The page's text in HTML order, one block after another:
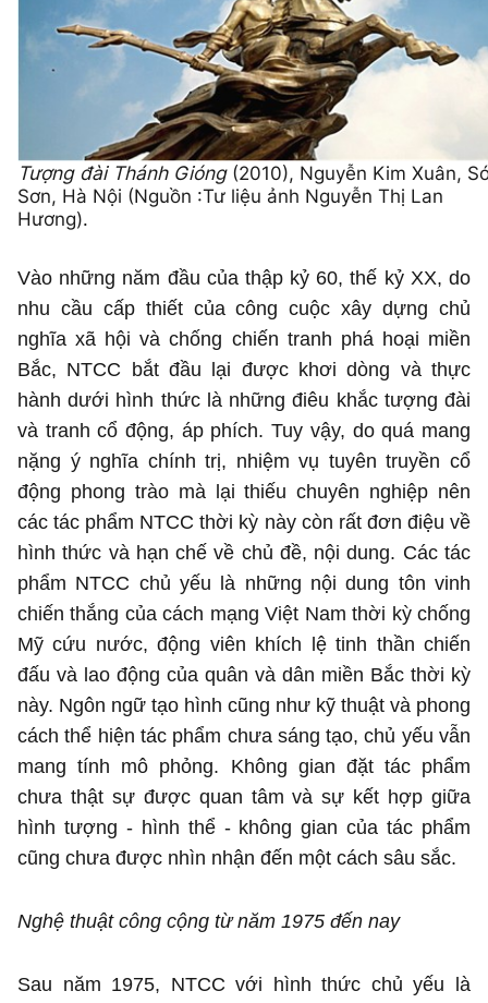
Tượng đài Thánh Gióng(2010), Nguyễn Kim Xuân,
Sơn, Hà Nội (Nguồn :Tư liệu ảnh Nguyễn Thị Lan
Hương).
Vào những năm đầu của thập kỷ 60, thế kỷ XX, do
nhu cầu cấp thiết của công cuộc xây dựng chủ
nghĩa xã hội và chống chiến tranh phá hoại miền
Bắc, NTCC bắt đầu lại được khơi dòng và thực
hành dưới hình thức là những điêu khắc tượng đài
và tranh cổ động, áp phích. Tuy vậy, do quá mang
nặng ý nghĩa chính trị, nhiệm vụ tuyên truyền cổ
động phong trào mà lại thiếu chuyên nghiệp nên
các tác phẩm NTCC thời kỳ này còn rất đơn điệu về
hình thức và hạn chế về chủ đề, nội dung. Các tác
phẩm NTCC chủ yếu là những nội dung tôn vinh
chiến thắng của cách mạng Việt Nam thời kỳ chống
Mỹ cứu nước, động viên khích lệ tinh thần chiến
đấu và lao động của quân và dân miền Bắc thời kỳ
này. Ngôn ngữ tạo hình cũng như kỹ thuật và phong
cách thể hiện tác phẩm chưa sáng tạo, chủ yếu vẫn
mang tính mô phỏng. Không gian đặt tác phẩm
chưa thật sự được quan tâm và sự kết hợp giữa
hình tượng - hình thể - không gian của tác phẩm
cũng chưa được nhìn nhận đến một cách sâu sắc.
Nghệ thuật công cộng từ năm 1975 đến nay
Sau năm 1975, NTCC với hình thức chủ yếu là